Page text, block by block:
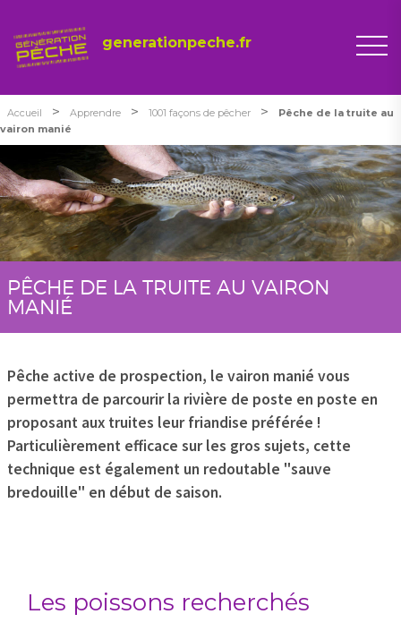
generationpeche.fr
Accueil > Apprendre > 1001 façons de pêcher >
Pêche de la truite au
vairon manié
PÊCHE DE LA TRUITE AU VAIRON
MANIÉ
Pêche active de prospection, le vairon manié vous
permettra de parcourir la rivière de poste en poste en
proposant aux truites leur friandise préférée !
Particulièrement efficace sur les gros sujets, cette
technique est également un redoutable "sauve
bredouille" en début de saison.
Les poissons recherchés